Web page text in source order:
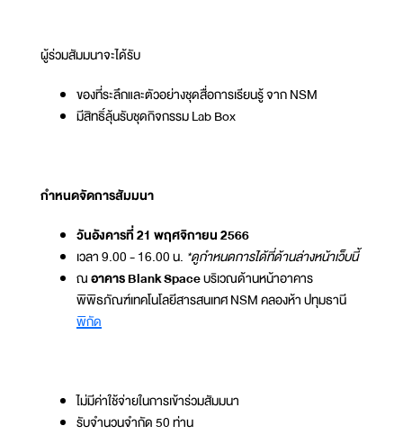
ผู้ร่วมสัมมนาจะได้รับ
ของที่ระลึกและตัวอย่างชุดสื่อการเรียนรู้ จาก NSM
มีสิทธิ์ลุ้นรับชุดกิจกรรม Lab Box
กำหนดจัดการสัมมนา
วันอังคารที่ 21 พฤศจิกายน 2566
เวลา 9.00 - 16.00 น. *ดูกำหนดการได้ที่ด้านล่างหน้าเว็บนี้
ณอาคาร Blank Spaceบริเวณด้านหน้าอาคาร
พิพิธภัณฑ์เทคโนโลยีสารสนเทศ NSM คลองห้า ปทุมธานี
พิกัด
ไม่มีค่าใช้จ่ายในการเข้าร่วมสัมมนา
รับจำนวนจำกัด 50 ท่าน